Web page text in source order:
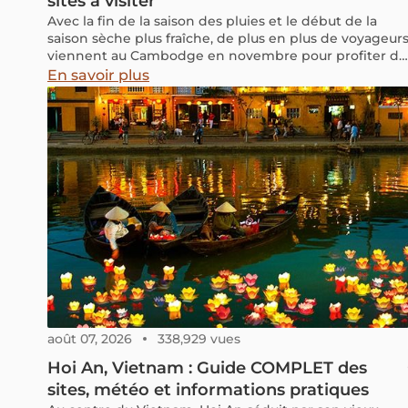
Avec la fin de la saison des pluies et le début de la
saison sèche plus fraîche, de plus en plus de voyageurs
viennent au Cambodge en novembre pour profiter du
temps doux et ensoleillé. Continuez à lire pour
connaître la météo du Cambodge en novembre, y
compris les températures moyennes et les
précipitations, ainsi que des conseils de voyage sur ce
qu'il faut porter et les meilleurs endroits à visiter.
En savoir plus
août 07, 2026 338,929 vues
Hoi An, Vietnam : Guide COMPLET des
sites, météo et informations pratiques